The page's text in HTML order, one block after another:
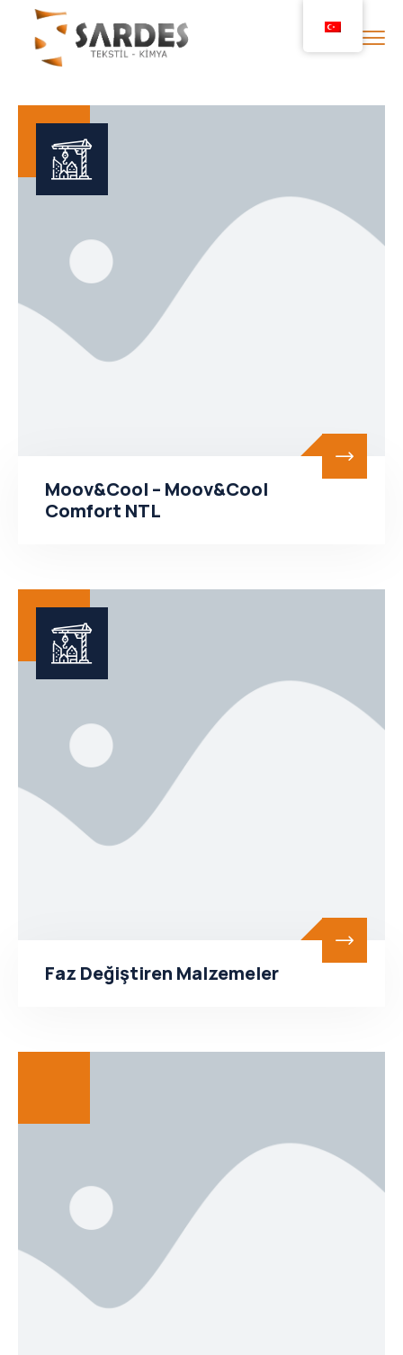
Moov&Cool – Moov&Cool
Comfort NTL
Faz Değiştiren Malzemeler